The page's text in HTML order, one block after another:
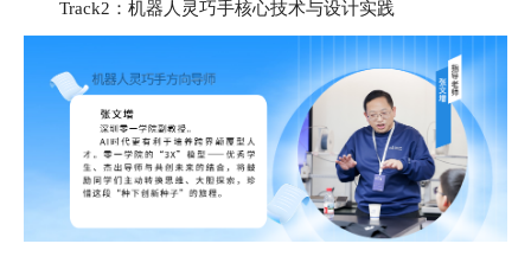
Track2：机器人灵巧手核心技术与设计实践